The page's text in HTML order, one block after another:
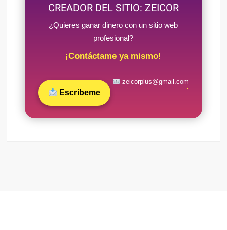
CREADOR DEL SITIO: ZEICOR
¿Quieres ganar dinero con un sitio web
profesional?
¡Contáctame ya mismo!
Escríbeme
zeicorplus@gmail.com